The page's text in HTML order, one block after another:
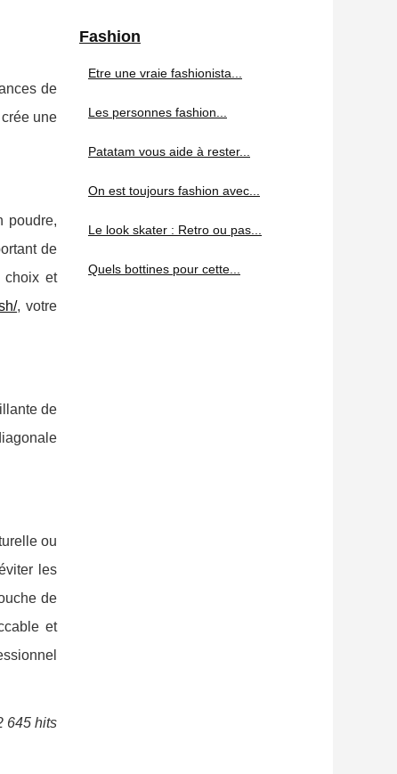
de
une
poudre,
de
choix et
, votre
de
ou
les
de
et
645 hits
Fashion
Etre une vraie fashionista...
Les personnes fashion...
Patatam vous aide à rester...
On est toujours fashion avec...
Le look skater : Retro ou pas...
Quels bottines pour cette...